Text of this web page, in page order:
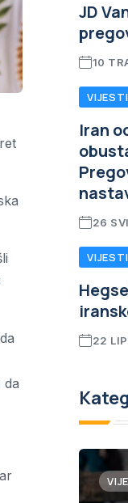
da
JD
10
VIJESTI
Iran
26
VIJESTI
22